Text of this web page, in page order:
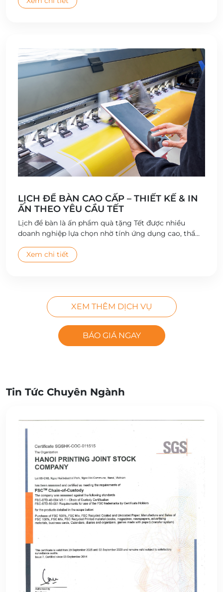
LỊCH ĐỂ BÀN CAO CẤP – THIẾT KẾ & IN
ẤN THEO YÊU CẦU TẾT
Lịch để bàn là ấn phẩm quà tặng Tết được nhiều
doanh nghiệp lựa chọn nhờ tính ứng dụng cao, thẩm
Công ty Cổ phần In Hà Nội cung cấp dịch vụ thiết kế
và in lịch để bàn theo yêu cầu, đa dạng mẫu mã, chất
Xem chi tiết
XEM THÊM DỊCH VỤ
BÁO GIÁ NGAY
Tin Tức Chuyên Ngành